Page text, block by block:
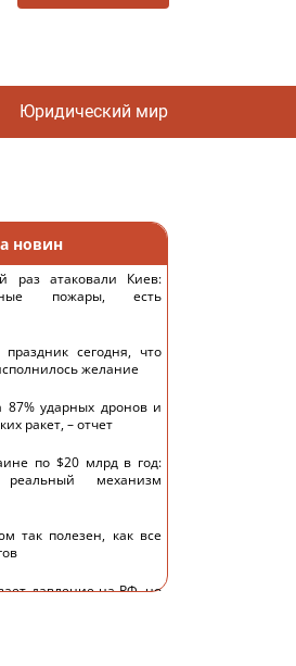
Юридический мир
новин
раз атаковали Киев:
пожары, есть
сегодня, что
желание
ударных дронов и
ракет, – отчет
по $20 млрд в год:
механизм
так полезен, как все
давление на РФ, но